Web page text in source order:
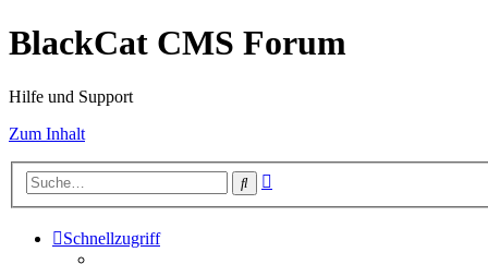
BlackCat CMS Forum
Hilfe und Support
Zum Inhalt
Suche
Schnellzugriff